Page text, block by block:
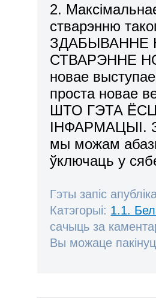
2.
стварэнню
ЗДАБЫВАННЕ
СТВАРЭННЕ
новае
проста новае
ШТО ГЭТА
ІНФАРМАЦЫІ.
мы можам
ўключаць у
Гэты запіс
Катэгорыі: 1.1.
сачыць за
Вы можаце